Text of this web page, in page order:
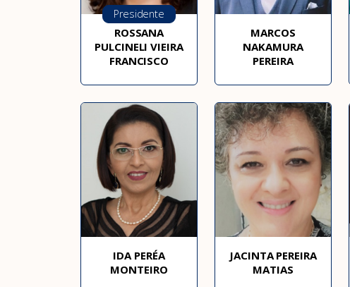
Presidente
ROSSANA
PULCINELI VIEIRA
FRANCISCO
MARCOS
NAKAMURA
PEREIRA
IDA PERÉA
MONTEIRO
JACINTA PEREIRA
MATIAS